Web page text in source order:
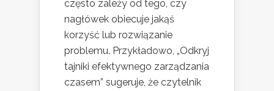
często zależy od tego, czy
nagłówek obiecuje jakąś
korzyść lub rozwiązanie
problemu. Przykładowo, „Odkryj
tajniki efektywnego zarządzania
czasem” sugeruje, że czytelnik